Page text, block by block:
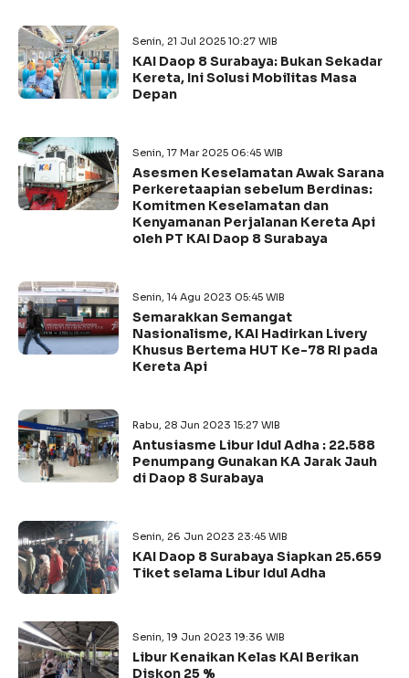
Senin, 21 Jul 2025 10:27 WIB
KAI Daop 8 Surabaya: Bukan Sekadar
Kereta, Ini Solusi Mobilitas Masa
Depan
Senin, 17 Mar 2025 06:45 WIB
Asesmen Keselamatan Awak Sarana
Perkeretaapian sebelum Berdinas:
Komitmen Keselamatan dan
Kenyamanan Perjalanan Kereta Api
oleh PT KAI Daop 8 Surabaya
Senin, 14 Agu 2023 05:45 WIB
Semarakkan Semangat
Nasionalisme, KAI Hadirkan Livery
Khusus Bertema HUT Ke-78 RI pada
Kereta Api
Rabu, 28 Jun 2023 15:27 WIB
Antusiasme Libur Idul Adha : 22.588
Penumpang Gunakan KA Jarak Jauh
di Daop 8 Surabaya
Senin, 26 Jun 2023 23:45 WIB
KAI Daop 8 Surabaya Siapkan 25.659
Tiket selama Libur Idul Adha
Senin, 19 Jun 2023 19:36 WIB
Libur Kenaikan Kelas KAI Berikan
Diskon 25 %